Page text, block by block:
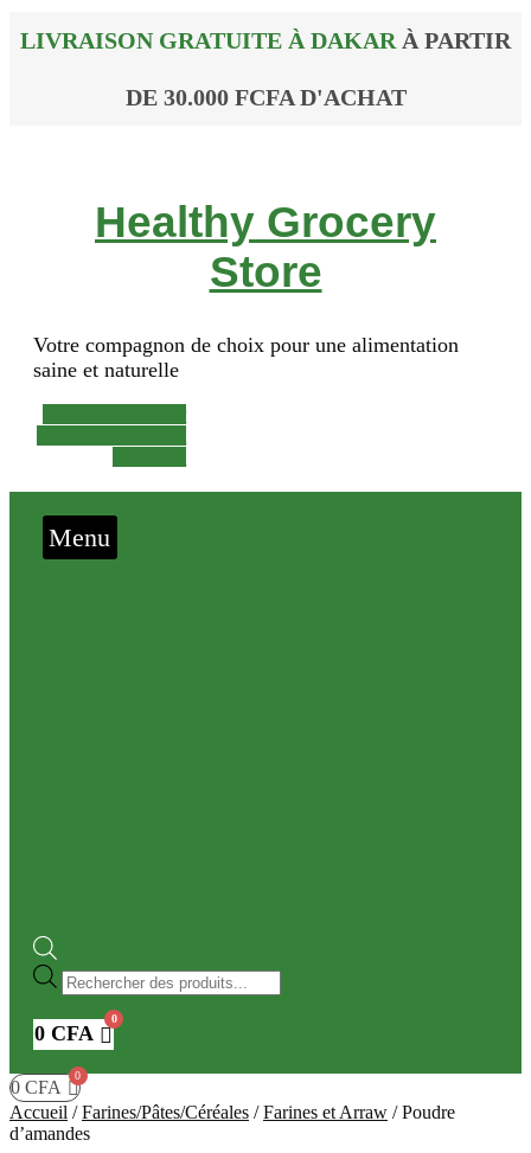
LIVRAISON GRATUITE À DAKAR À PARTIR
DE 30.000 FCFA D'ACHAT
Healthy Grocery
Store
Votre compagnon de choix pour une alimentation
saine et naturelle
Twitter
Menu
Recherche
de
produits
0 CFA
0 CFA
Accueil /Farines/Pâtes/Céréales /Farines et Arraw /Poudre
d’amandes